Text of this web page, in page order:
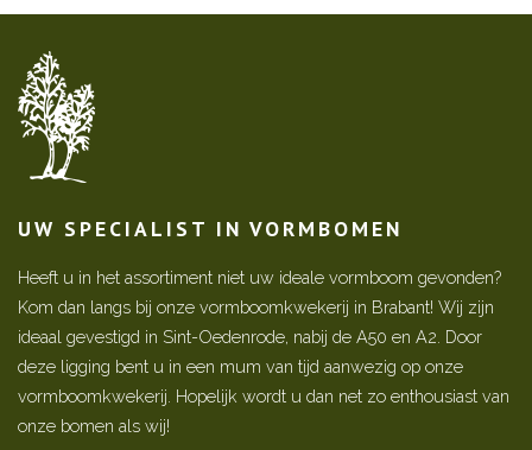
UW SPECIALIST IN VORMBOMEN
Heeft u in het assortiment niet uw ideale vormboom gevonden?
Kom dan langs bij onze vormboomkwekerij in Brabant! Wij zijn
ideaal gevestigd in Sint-Oedenrode, nabij de A50 en A2. Door
deze ligging bent u in een mum van tijd aanwezig op onze
vormboomkwekerij. Hopelijk wordt u dan net zo enthousiast van
onze bomen als wij!